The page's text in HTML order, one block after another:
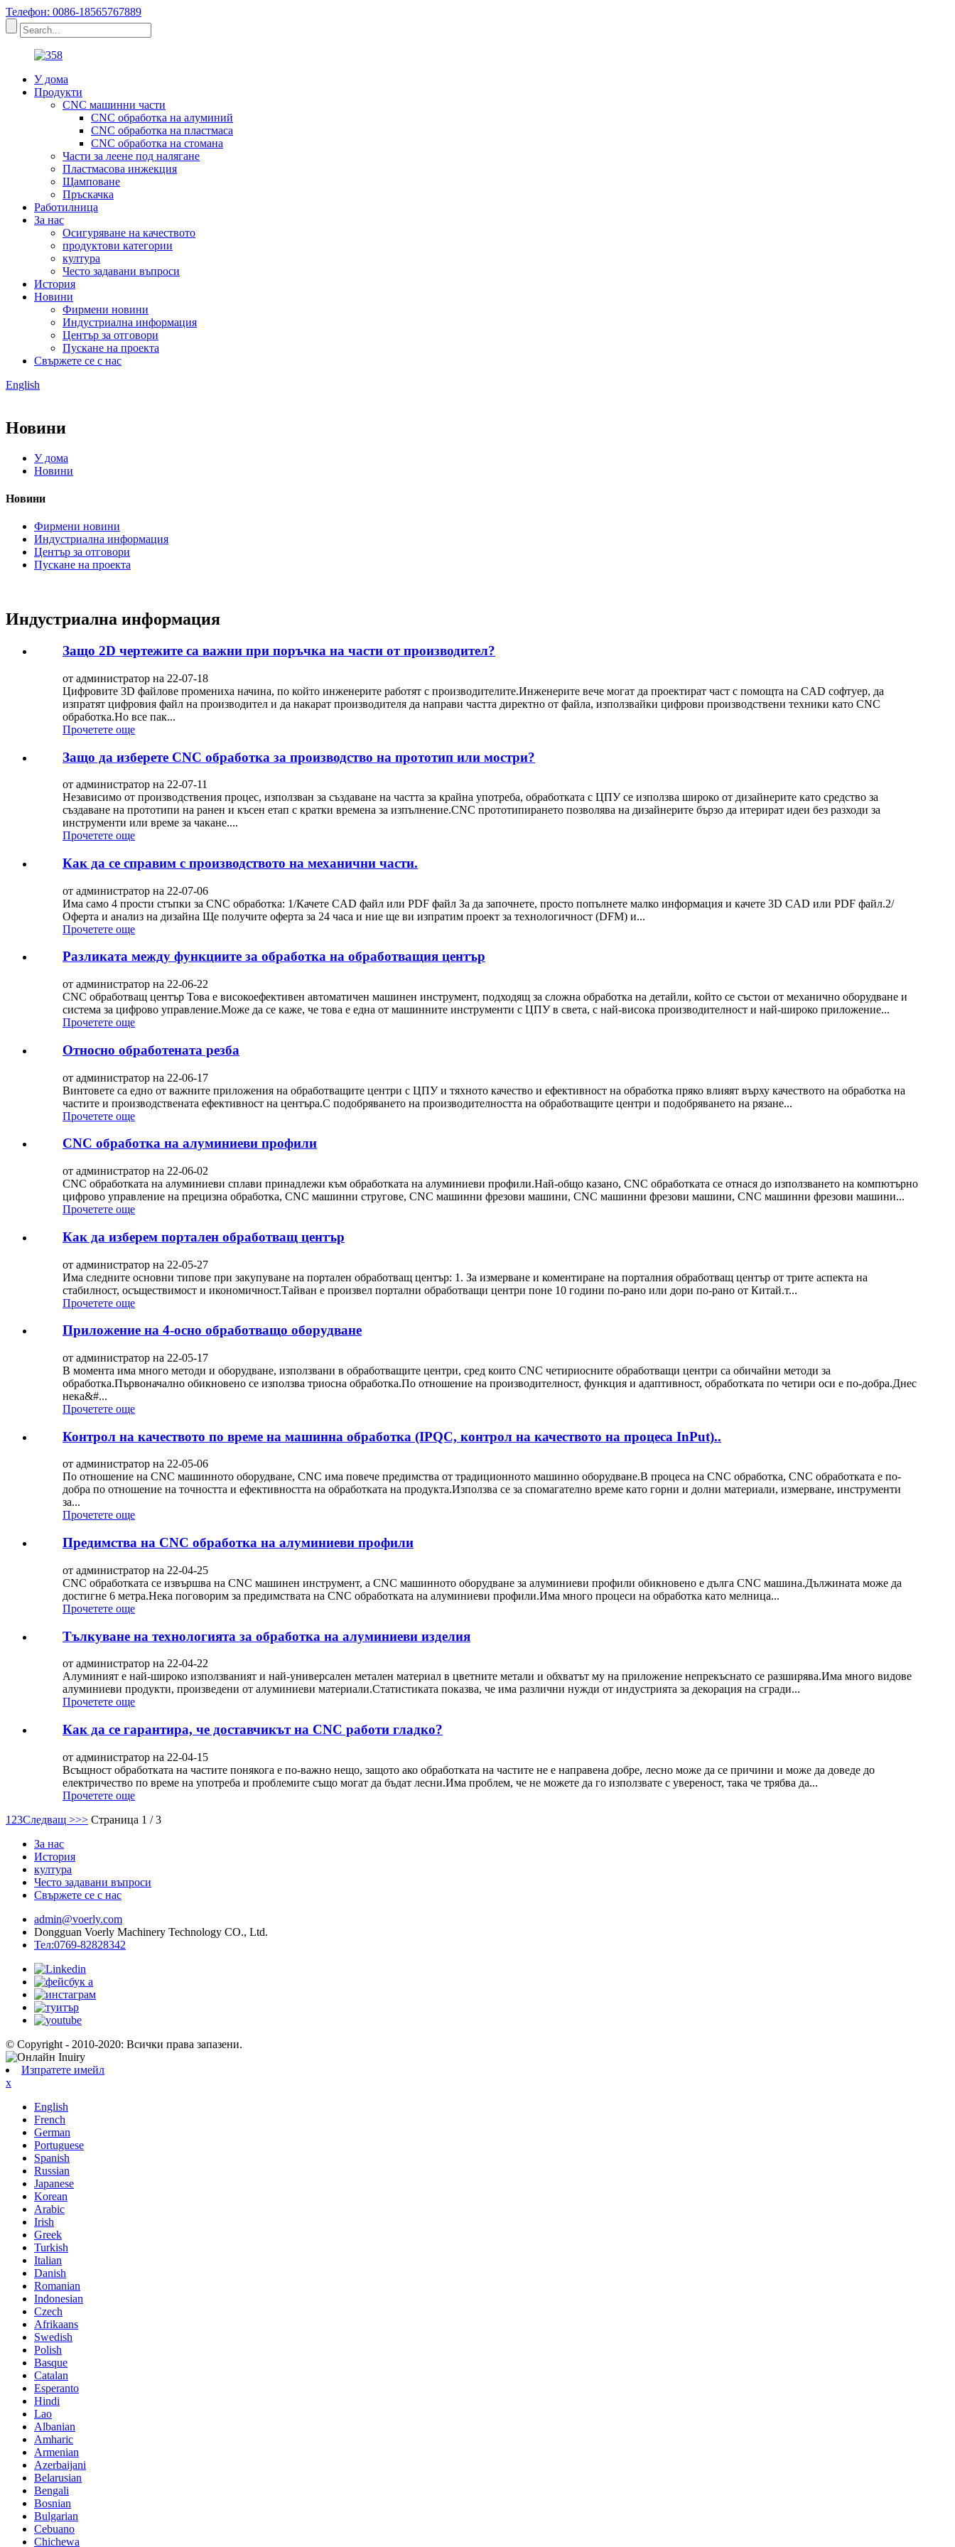
Телефон: 0086-18565767889
У дома
Продукти
CNC машинни части
CNC обработка на алуминий
CNC обработка на пластмаса
CNC обработка на стомана
Части за леене под налягане
Пластмасова инжекция
Щамповане
Пръскачка
Работилница
За нас
Осигуряване на качеството
продуктови категории
култура
Често задавани въпроси
История
Новини
Фирмени новини
Индустриална информация
Център за отговори
Пускане на проекта
Свържете се с нас
English
Новини
У дома
Новини
Новини
Фирмени новини
Индустриална информация
Център за отговори
Пускане на проекта
Индустриална информация
Защо 2D чертежите са важни при поръчка на части от производител?
от администратор на 22-07-18
Цифровите 3D файлове промениха начина, по който инженерите работят с производителите.Инженерите вече могат да проектират част с помощта на CAD софтуер, да
изпратят цифровия файл на производител и да накарат производителя да направи частта директно от файла, използвайки цифрови производствени техники като CNC
обработка.Но все пак...
Прочетете още
Защо да изберете CNC обработка за производство на прототип или мостри?
от администратор на 22-07-11
Независимо от производствения процес, използван за създаване на частта за крайна употреба, обработката с ЦПУ се използва широко от дизайнерите като средство за
създаване на прототипи на ранен и късен етап с кратки времена за изпълнение.CNC прототипирането позволява на дизайнерите бързо да итерират идеи без разходи за
инструменти или време за чакане....
Прочетете още
Как да се справим с производството на механични части.
от администратор на 22-07-06
Има само 4 прости стъпки за CNC обработка: 1/Качете CAD файл или PDF файл За да започнете, просто попълнете малко информация и качете 3D CAD или PDF файл.2/
Оферта и анализ на дизайна Ще получите оферта за 24 часа и ние ще ви изпратим проект за технологичност (DFM) и...
Прочетете още
Разликата между функциите за обработка на обработващия център
от администратор на 22-06-22
CNC обработващ център Това е високоефективен автоматичен машинен инструмент, подходящ за сложна обработка на детайли, който се състои от механично оборудване и
система за цифрово управление.Може да се каже, че това е една от машинните инструменти с ЦПУ в света, с най-висока производителност и най-широко приложение...
Прочетете още
Относно обработената резба
от администратор на 22-06-17
Винтовете са едно от важните приложения на обработващите центри с ЦПУ и тяхното качество и ефективност на обработка пряко влияят върху качеството на обработка на
частите и производствената ефективност на центъра.С подобряването на производителността на обработващите центри и подобряването на рязане...
Прочетете още
CNC обработка на алуминиеви профили
от администратор на 22-06-02
CNC обработката на алуминиеви сплави принадлежи към обработката на алуминиеви профили.Най-общо казано, CNC обработката се отнася до използването на компютърно
цифрово управление на прецизна обработка, CNC машинни стругове, CNC машинни фрезови машини, CNC машинни фрезови машини, CNC машинни фрезови машини...
Прочетете още
Как да изберем портален обработващ център
от администратор на 22-05-27
Има следните основни типове при закупуване на портален обработващ център: 1. За измерване и коментиране на порталния обработващ център от трите аспекта на
стабилност, осъществимост и икономичност.Тайван е произвел портални обработващи центри поне 10 години по-рано или дори по-рано от Китай.т...
Прочетете още
Приложение на 4-осно обработващо оборудване
от администратор на 22-05-17
В момента има много методи и оборудване, използвани в обработващите центри, сред които CNC четириосните обработващи центри са обичайни методи за
обработка.Първоначално обикновено се използва триосна обработка.По отношение на производителност, функция и адаптивност, обработката по четири оси е по-добра.Днес
нека&#...
Прочетете още
Контрол на качеството по време на машинна обработка (IPQC, контрол на качеството на процеса InPut)..
от администратор на 22-05-06
По отношение на CNC машинното оборудване, CNC има повече предимства от традиционното машинно оборудване.В процеса на CNC обработка, CNC обработката е по-
добра по отношение на точността и ефективността на обработката на продукта.Използва се за спомагателно време като горни и долни материали, измерване, инструменти
за...
Прочетете още
Предимства на CNC обработка на алуминиеви профили
от администратор на 22-04-25
CNC обработката се извършва на CNC машинен инструмент, а CNC машинното оборудване за алуминиеви профили обикновено е дълга CNC машина.Дължината може да
достигне 6 метра.Нека поговорим за предимствата на CNC обработката на алуминиеви профили.Има много процеси на обработка като мелница...
Прочетете още
Тълкуване на технологията за обработка на алуминиеви изделия
от администратор на 22-04-22
Алуминият е най-широко използваният и най-универсален метален материал в цветните метали и обхватът му на приложение непрекъснато се разширява.Има много видове
алуминиеви продукти, произведени от алуминиеви материали.Статистиката показва, че има различни нужди от индустрията за декорация на сгради...
Прочетете още
Как да се гарантира, че доставчикът на CNC работи гладко?
от администратор на 22-04-15
Всъщност обработката на частите понякога е по-важно нещо, защото ако обработката на частите не е направена добре, лесно може да се причини и може да доведе до
електричество по време на употреба и проблемите също могат да бъдат лесни.Има проблем, че не можете да го използвате с увереност, така че трябва да...
Прочетете още
1 23Следващ >>> Страница 1 / 3
За нас
История
култура
Често задавани въпроси
Свържете се с нас
admin@voerly.com
Dongguan Voerly Machinery Technology CO., Ltd.
Тел:0769-82828342
© Copyright - 2010-2020: Всички права запазени.
Изпратете имейл
x
English
French
German
Portuguese
Spanish
Russian
Japanese
Korean
Arabic
Irish
Greek
Turkish
Italian
Danish
Romanian
Indonesian
Czech
Afrikaans
Swedish
Polish
Basque
Catalan
Esperanto
Hindi
Lao
Albanian
Amharic
Armenian
Azerbaijani
Belarusian
Bengali
Bosnian
Bulgarian
Cebuano
Chichewa